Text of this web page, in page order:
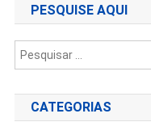
por
posts
PESQUISE AQUI
CATEGORIAS